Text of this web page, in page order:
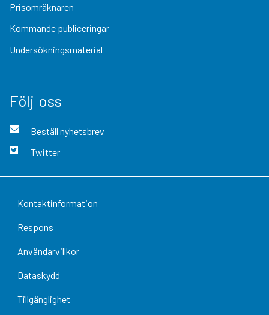
Prisomräknaren
Kommande publiceringar
Undersökningsmaterial
Följ oss
Beställ nyhetsbrev
Twitter
Kontaktinformation
Respons
Användarvillkor
Dataskydd
Tillgänglighet